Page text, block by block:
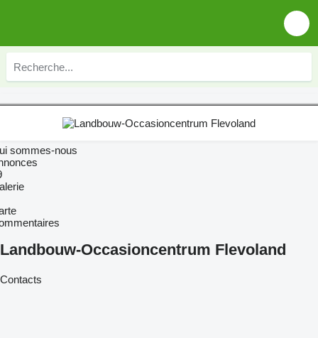
sommes-nous
Landbouw-Occasioncentrum Flevoland
Contacts